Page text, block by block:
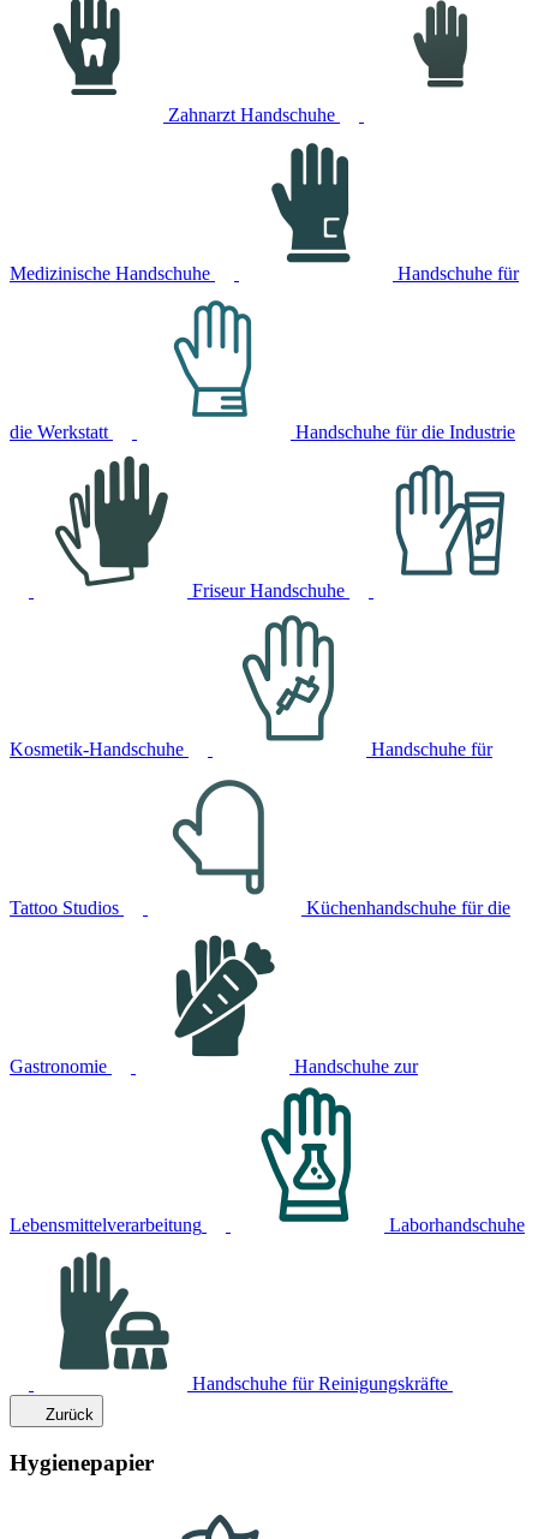
Zahnarzt Handschuhe
Medizinische Handschuhe Handschuhe für
die Werkstatt Handschuhe für die Industrie
Friseur Handschuhe
Kosmetik-Handschuhe Handschuhe für
Tattoo Studios Küchenhandschuhe für die
Gastronomie Handschuhe zur
Lebensmittelverarbeitung Laborhandschuhe
Handschuhe für Reinigungskräfte
Zurück
Hygienepapier